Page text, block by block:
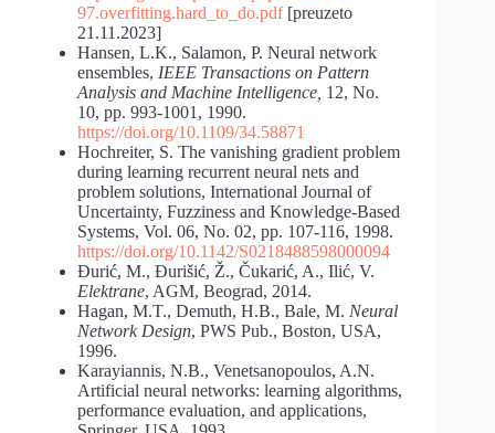
97.overfitting.hard_to_do.pdf[preuzeto
21.11.2023]
Hansen, L.K., Salamon, P. Neural network
ensembles, IEEE Transactions on Pattern
Analysis and Machine Intelligence 12, No.
10, pp. 993-1001, 1990.
https://doi.org/10.1109/34.58871
Hochreiter, S. The vanishing gradient problem
during learning recurrent neural nets and
problem solutions, International Journal of
Uncertainty, Fuzziness and Knowledge-Based
Systems, Vol. 06, No. 02, pp. 107-116, 1998.
https://doi.org/10.1142/S0218488598000094
Đurić, M., Đurišić, Ž., Čukarić, A., Ilić, V.
Elektrane, AGM, Beograd, 2014.
Hagan, M.T., Demuth, H.B., Bale, M. Neural
Network Design, PWS Pub., Boston, USA,
1996.
Karayiannis, N.B., Venetsanopoulos, A.N.
Artificial neural networks: learning algorithms,
performance evaluation, and applications,